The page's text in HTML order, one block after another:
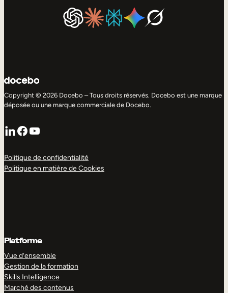
Copyright © 2026 Docebo – Tous droits réservés. Docebo est une marque
déposée ou une marque commerciale de Docebo.
LinkedIn
Facebook
YouTube
Politique de confidentialité
Politique en matière de Cookies
Platforme
Vue d’ensemble
Gestion de la formation
Skills Intelligence
Marché des contenus